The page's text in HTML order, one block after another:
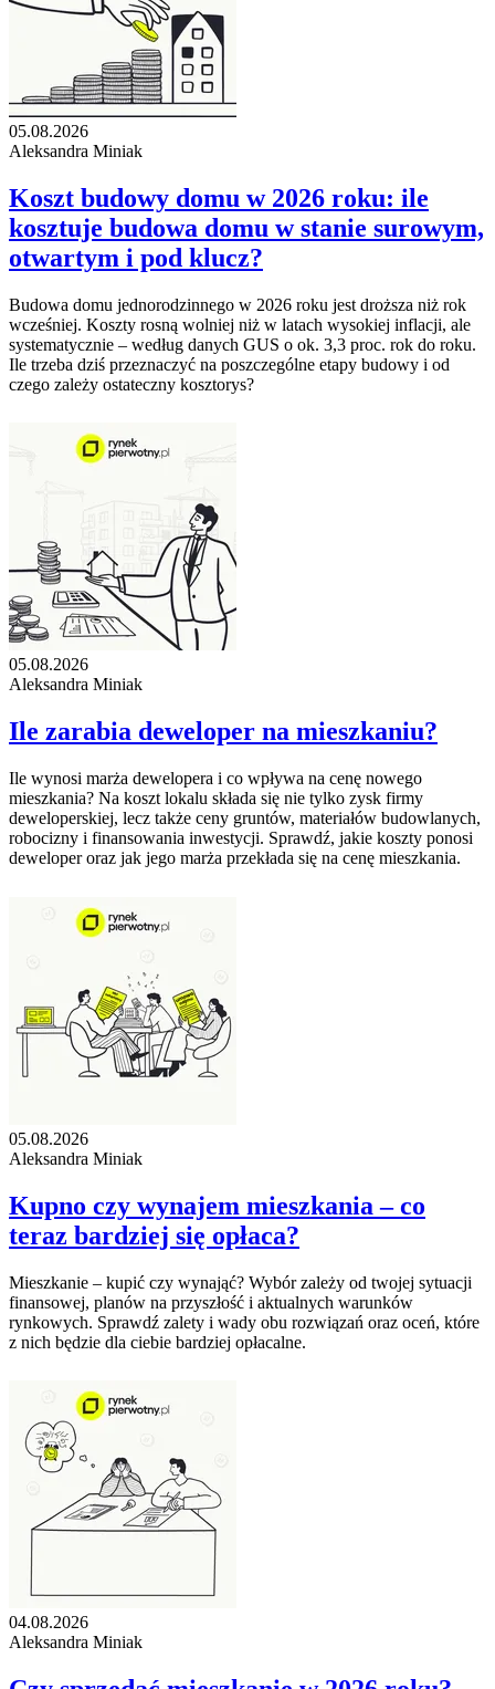
05.08.2026
Aleksandra Miniak
Koszt budowy domu w 2026 roku: ile
kosztuje budowa domu w stanie surowym,
otwartym i pod klucz?
Budowa domu jednorodzinnego w 2026 roku jest droższa niż rok
wcześniej. Koszty rosną wolniej niż w latach wysokiej inflacji, ale
systematycznie – według danych GUS o ok. 3,3 proc. rok do roku.
Ile trzeba dziś przeznaczyć na poszczególne etapy budowy i od
czego zależy ostateczny kosztorys?
05.08.2026
Aleksandra Miniak
Ile zarabia deweloper na mieszkaniu?
Ile wynosi marża dewelopera i co wpływa na cenę nowego
mieszkania? Na koszt lokalu składa się nie tylko zysk firmy
deweloperskiej, lecz także ceny gruntów, materiałów budowlanych,
robocizny i finansowania inwestycji. Sprawdź, jakie koszty ponosi
deweloper oraz jak jego marża przekłada się na cenę mieszkania.
05.08.2026
Aleksandra Miniak
Kupno czy wynajem mieszkania – co
teraz bardziej się opłaca?
Mieszkanie – kupić czy wynająć? Wybór zależy od twojej sytuacji
finansowej, planów na przyszłość i aktualnych warunków
rynkowych. Sprawdź zalety i wady obu rozwiązań oraz oceń, które
z nich będzie dla ciebie bardziej opłacalne.
04.08.2026
Aleksandra Miniak